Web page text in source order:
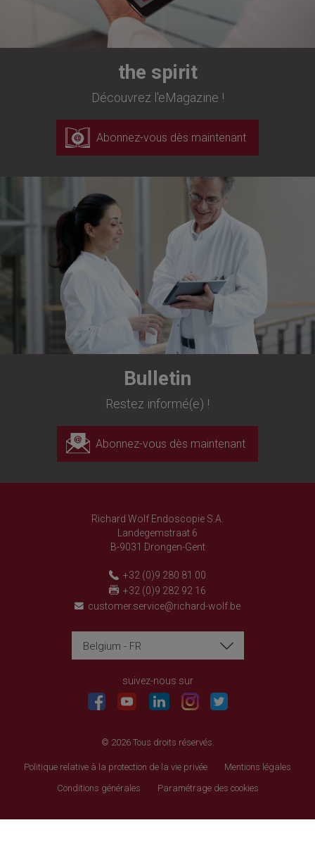
the spirit
Découvrez l'eMagazine !
Abonnez-vous dès maintenant
Bulletin
Restez informé(e) !
Abonnez-vous dès maintenant
Richard Wolf Endoscopie S.A.
Landegemstraat 6
B-9031 Drongen-Gent
+32 (0)9 280 81 00
+32 (0)9 282 92 16
customer.service@richard-wolf.be
Belgium - FR
suivez-nous sur
© 2026 Tous droits réservés.
Politique relative à la protection de la vie privée
Mentions légales
Conditions générales
Paramétrage des cookies